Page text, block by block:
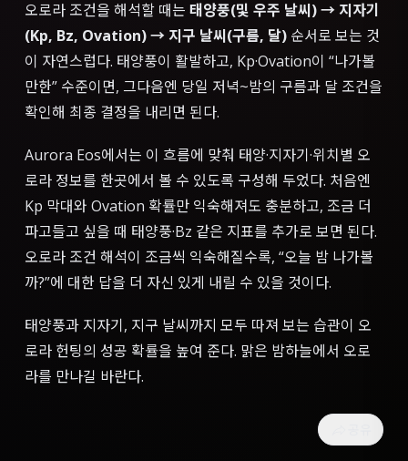
오로라 조건을 해석할 때는 태양풍(및 우주 날씨) → 지자기
(Kp, Bz, Ovation) → 지구 날씨(구름, 달)순서로 보는 것
이 자연스럽다. 태양풍이 활발하고, Kp·Ovation이 “나가볼
만한” 수준이면, 그다음엔 당일 저녁~밤의 구름과 달 조건을
확인해 최종 결정을 내리면 된다.
Aurora Eos에서는 이 흐름에 맞춰 태양·지자기·위치별 오
로라 정보를 한곳에서 볼 수 있도록 구성해 두었다. 처음엔
Kp 막대와 Ovation 확률만 익숙해져도 충분하고, 조금 더
파고들고 싶을 때 태양풍·Bz 같은 지표를 추가로 보면 된다.
오로라 조건 해석이 조금씩 익숙해질수록, “오늘 밤 나가볼
까?”에 대한 답을 더 자신 있게 내릴 수 있을 것이다.
태양풍과 지자기, 지구 날씨까지 모두 따져 보는 습관이 오
로라 헌팅의 성공 확률을 높여 준다. 맑은 밤하늘에서 오로
라를 만나길 바란다.